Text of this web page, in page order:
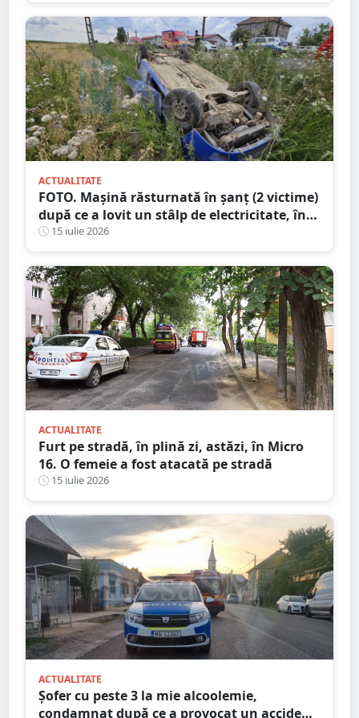
ACTUALITATE
FOTO. Mașină răsturnată în șanț (2 victime)
după ce a lovit un stâlp de electricitate, în
județul Satu Mare
15 iulie 2026
ACTUALITATE
Furt pe stradă, în plină zi, astăzi, în Micro
16. O femeie a fost atacată pe stradă
15 iulie 2026
ACTUALITATE
Șofer cu peste 3 la mie alcoolemie,
condamnat după ce a provocat un accident